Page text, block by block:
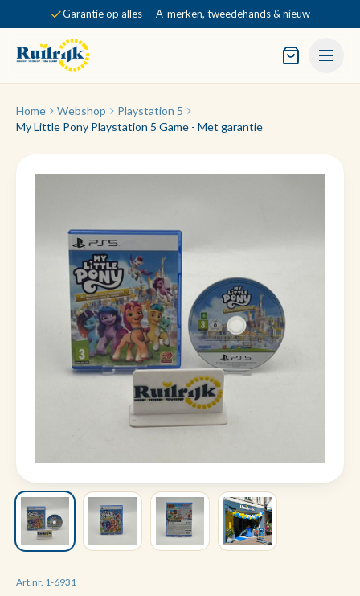
Garantie op alles — A-merken, tweedehands & nieuw
Home Webshop
Playstation 5
My Little Pony Playstation 5 Game - Met garantie
Art.nr. 1-6931